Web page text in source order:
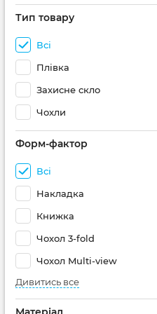
Тип товару
Всі
Плівка
Захисне скло
Чохли
Форм-фактор
Всі
Накладка
Книжка
Чохол 3-fold
Чохол Multi-view
Дивитись все